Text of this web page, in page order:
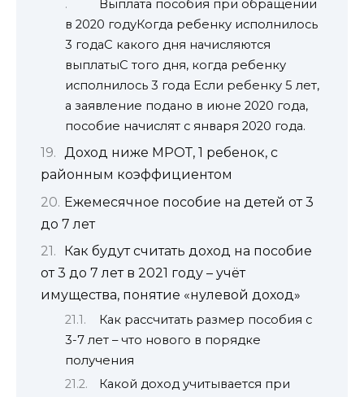
Выплата пособия при обращении
в 2020 годуКогда ребенку исполнилось
3 годаС какого дня начисляются
выплатыС того дня, когда ребенку
исполнилось 3 года Если ребенку 5 лет,
а заявление подано в июне 2020 года,
пособие начислят с января 2020 года.
Доход ниже МРОТ, 1 ребенок, с
районным коэффициентом
Ежемесячное пособие на детей от 3
до 7 лет
Как будут считать доход на пособие
от 3 до 7 лет в 2021 году – учёт
имущества, понятие «нулевой доход»
Как рассчитать размер пособия с
3-7 лет – что нового в порядке
получения
Какой доход учитывается при